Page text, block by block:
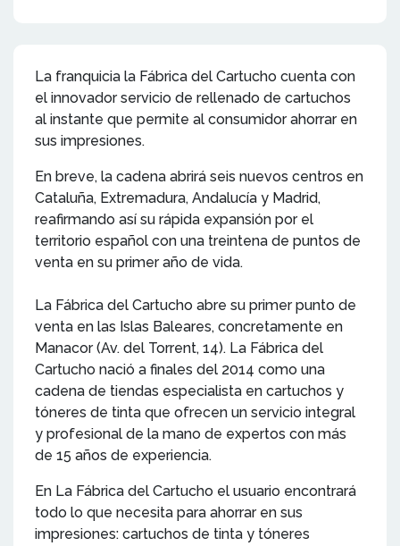
La franquicia la Fábrica del Cartucho cuenta con
el innovador servicio de rellenado de cartuchos
al instante que permite al consumidor ahorrar en
sus impresiones.
En breve, la cadena abrirá seis nuevos centros en
Cataluña, Extremadura, Andalucía y Madrid,
reafirmando así su rápida expansión por el
territorio español con una treintena de puntos de
venta en su primer año de vida.
La Fábrica del Cartucho abre su primer punto de
venta en las Islas Baleares, concretamente en
Manacor (Av. del Torrent, 14). La Fábrica del
Cartucho nació a finales del 2014 como una
cadena de tiendas especialista en cartuchos y
tóneres de tinta que ofrecen un servicio integral
y profesional de la mano de expertos con más
de 15 años de experiencia.
En La Fábrica del Cartucho el usuario encontrará
todo lo que necesita para ahorrar en sus
impresiones: cartuchos de tinta y tóneres